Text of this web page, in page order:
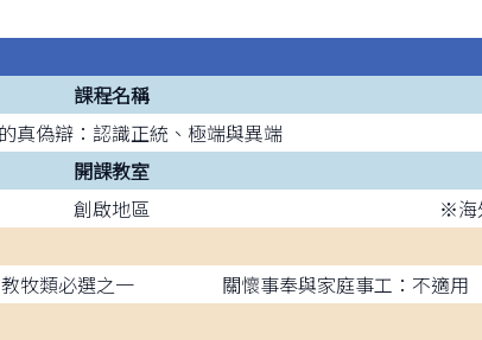
課程名稱
真偽辯：認識正統、極端與異端
開課教室
創啟地區
※海
牧類必選之一
關懷事奉與家庭事工：不適用